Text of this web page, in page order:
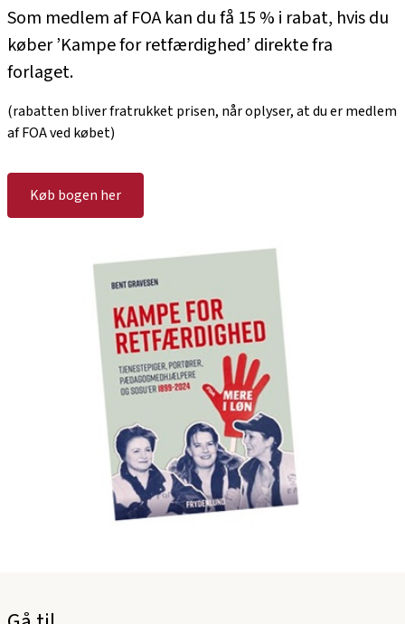
Som medlem af FOA kan du få 15 % i rabat, hvis du
køber ’Kampe for retfærdighed’ direkte fra
forlaget.
(rabatten bliver fratrukket prisen, når oplyser, at du er medlem
af FOA ved købet)
Køb bogen her